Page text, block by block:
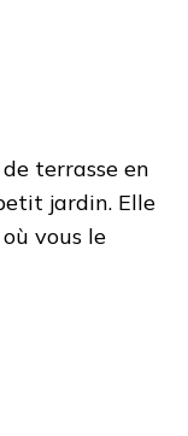
terrasse en
jardin. Elle
vous le